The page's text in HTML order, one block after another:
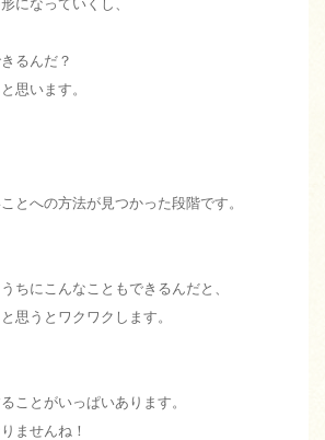
になっていくし、
るんだ？
思います。
とへの方法が見つかった段階です。
ちにこんなこともできるんだと、
思うとワクワクします。
ことがいっぱいあります。
ませんね！